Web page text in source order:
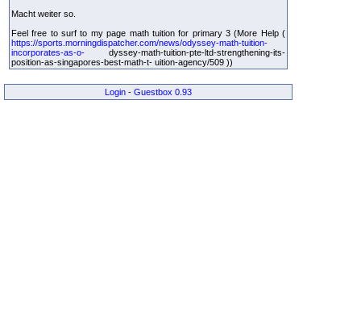
Macht weiter so.
Feel free to surf to my page math tuition for primary 3 (More Help (
https://sports.morningdispatcher.com/news/odyssey-math-tuition-
incorporates-as-o- dyssey-math-tuition-pte-ltd-strengthening-its-
position-as-singapores-best-math-t- uition-agency/509 ))
Login - Guestbox 0.93